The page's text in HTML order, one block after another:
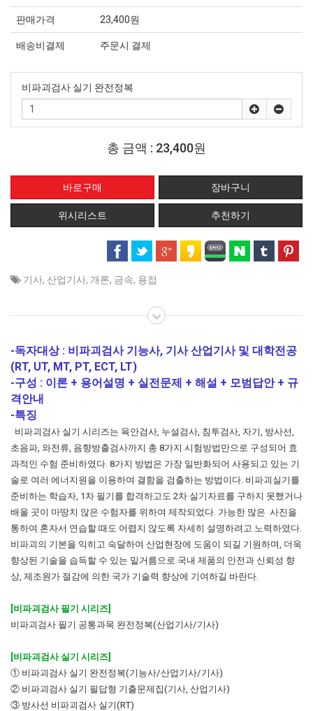
판매가격 23,400원
배송비결제 주문시 결제
비파괴검사 실기 완전정복
총 금액 : 23,400원
위시리스트 추천하기
기사, 산업기사, 개론, 금속, 용접
-독자대상 : 비파괴검사 기능사, 기사 산업기사 및 대학전공
(RT, UT, MT, PT, ECT, LT)
-구성 : 이론 + 용어설명 + 실전문제 + 해설 + 모범답안 + 규
격안내
-특징
비파괴검사 실기 시리즈는 육안검사, 누설검사, 침투검사, 자기, 방사선,
초음파, 와전류, 음향방출검사까지 총 8가지 시험방법만으로 구성되어 효
과적인 수험 준비하였다. 8가지 방법은 가장 일반화되어 사용되고 있는 기
술로 여러 에너지원을 이용하여 결함을 검출하는 방법이다. 비파괴실기를
준비하는 학습자, 1차 필기를 합격하고도 2차 실기자료를 구하지 못했거나
배울 곳이 마땅치 않은 수험자를 위하여 제작되었다. 가능한 많은 사진을
통하여 혼자서 연습할 때도 어렵지 않도록 자세히 설명하려고 노력하였다.
비파괴의 기본을 익히고 숙달하여 산업현장에 도움이 되길 기원하며, 더욱
향상된 기술을 습득할 수 있는 밑거름으로 국내 제품의 안전과 신뢰성 향
상, 제조원가 절감에 의한 국가 기술력 향상에 기여하길 바란다.
[비파괴검사 필기 시리즈]
비파괴검사 필기 공통과목 완전정복(산업기사/기사)
[비파괴검사 실기 시리즈]
① 비파괴검사 실기 완전정복(기능사/산업기사/기사)
② 비파괴검사 실기 필답형 기출문제집(기사, 산업기사)
③ 방사선 비파괴검사 실기(RT)